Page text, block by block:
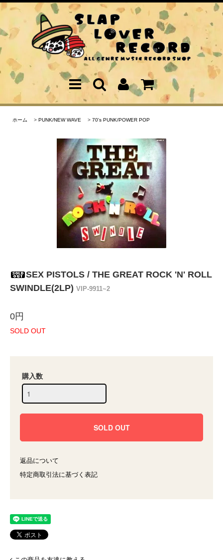
ホーム > PUNK/NEW WAVE > 70's PUNK/POWER POP
SEX PISTOLS / THE GREAT ROCK 'N' ROLL
SWINDLE(2LP) VIP-9911~2
0円
SOLD OUT
購入数
返品について
特定商取引法に基づく表記